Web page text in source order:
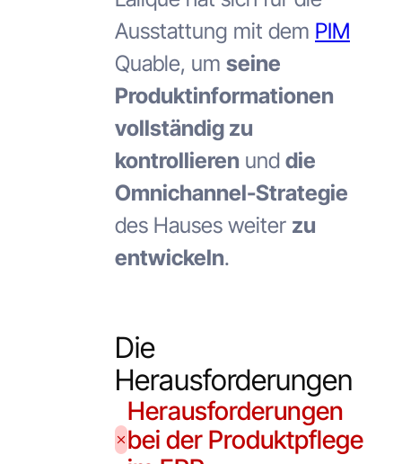
Ausstattung mit dem PIM
Quable, um seine
Produktinformationen
vollständig zu
kontrollieren und die
Omnichannel-Strategie
des Hauses weiter zu
entwickeln.
Die
Herausforderungen
Herausforderungen
bei der Produktpflege